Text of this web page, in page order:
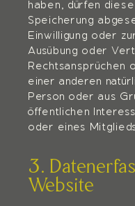
haben, dürfen
Speicherung
Einwilligung oder
Ausübung oder
Rechtsansprüchen
einer anderen
Person oder aus
öffentlichen
oder eines
3.
Website